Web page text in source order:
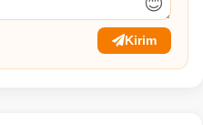
Kirim